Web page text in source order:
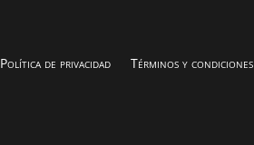
Política de privacidad Términos y condiciones